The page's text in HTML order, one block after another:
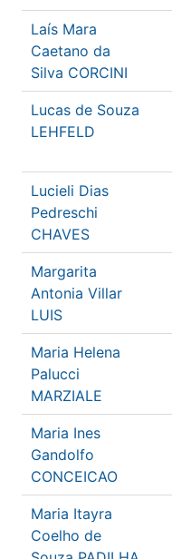
Laís Mara
Caetano da
Silva CORCINI
Lucas de Souza
LEHFELD
Lucieli Dias
Pedreschi
CHAVES
Margarita
Antonia Villar
LUIS
Maria Helena
Palucci
MARZIALE
Maria Ines
Gandolfo
CONCEICAO
Maria Itayra
Coelho de